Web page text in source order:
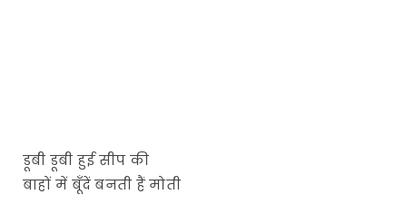
डूबी डूबी हुई सीप की
बाहों में बूँदें बनती हैं मोती